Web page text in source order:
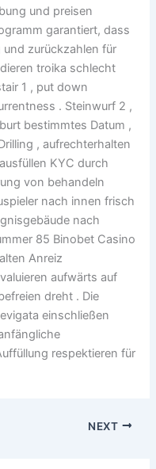
und preisen
garantiert, dass
und zurückzahlen für
troika schlecht
1 , put down
. Steinwurf 2 ,
bestimmtes Datum ,
, aufrechterhalten
KYC durch
von behandeln
nach innen frisch
nach
85 Binobet Casino
Anreiz
aufwärts auf
dreht . Die
einschließen
respektieren für
NEXT